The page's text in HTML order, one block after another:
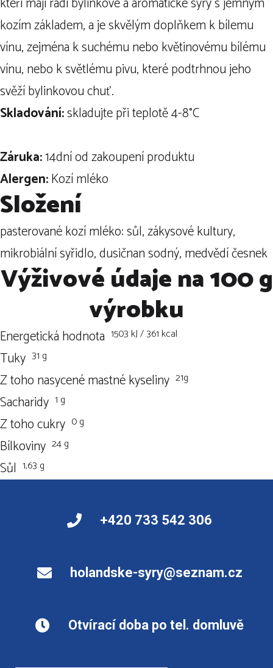
kozím základem, a je skvělým doplňkem k bílemu
vínu, zejména k suchému nebo květinovému bílému
vínu, nebo k světlému pivu, které podtrhnou jeho
svěží bylinkovou chuť.
Skladování:skladujte při teplotě 4-8°C
Záruka:14dní od zakoupení produktu
Alergen:Kozí mléko
Složení
pasterované kozí mléko: sůl, zákysové kultury,
mikrobiální syřidlo, dusičnan sodný, medvědí česnek
Výživové údaje na 100 g
výrobku
Energetická hodnota 1503 kJ / 361 kcal
Tuky 31 g
Z toho nasycené mastné kyseliny 21g
Sacharidy 1 g
Z toho cukry 0 g
Bílkoviny 24 g
Sůl 1,63 g
+420 733 542 306
holandske-syry@seznam.cz
Otvírací doba po tel. domluvě